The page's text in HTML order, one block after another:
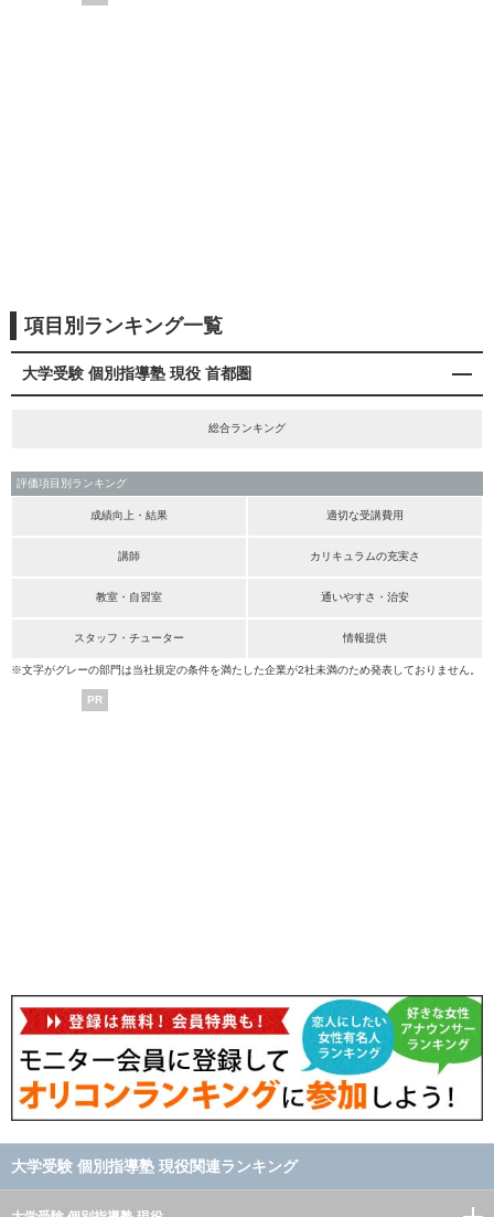
項目別ランキング一覧
大学受験 個別指導塾 現役 首都圏
総合ランキング
評価項目別ランキング
成績向上・結果 適切な受講費用
講師 カリキュラムの充実さ
教室・自習室 通いやすさ・治安
スタッフ・チューター 情報提供
※文字がグレーの部門は当社規定の条件を満たした企業が2社未満のため発表しておりません。
PR
大学受験 個別指導塾 現役関連ランキング